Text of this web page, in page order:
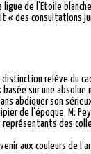
de l’Etoile
« des consultations
relève du
basée sur une
abdiquer son
de l’époque, M.
représentants des
aux couleurs de